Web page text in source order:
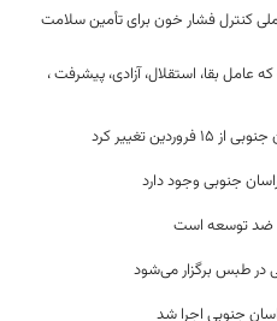
کنترل فشار خون برای تأمین سلامت
بقا، استقلال، آزادی، پیشرفت ،
تغییر کرد
جنوبی وجود دارد
ضد توسعه است
در طبس برگزار می‌شود